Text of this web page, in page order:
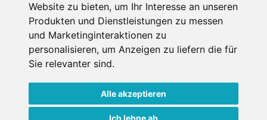
Website zu bieten, um Ihr Interesse an unseren
Produkten und Dienstleistungen zu messen
und Marketinginteraktionen zu
personalisieren, um Anzeigen zu liefern die für
Sie relevanter sind.
Alle akzeptieren
Ich lehne ab
Impressum
Datenschutz
Nutzungsbedingungen
Kontakt
Portale
FAQ Newsletter Mediadaten